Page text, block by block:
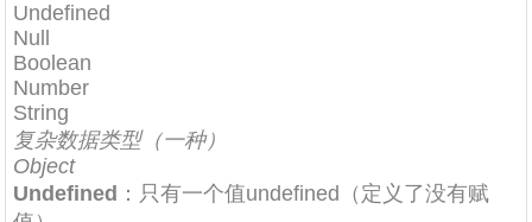
Undefined
Null
Boolean
Number
String
复杂数据类型（一种）
Object
Undefined ：只有一个值undefined（定义了没有赋